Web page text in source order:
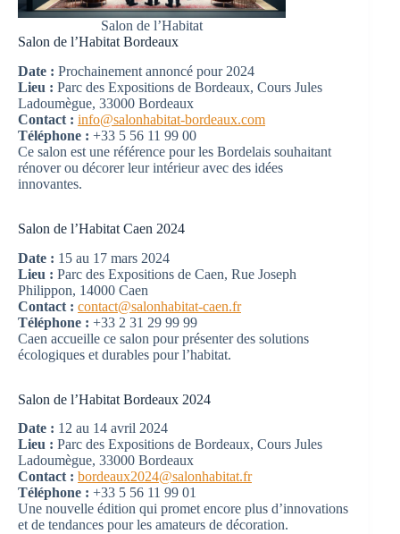
Salon de l’Habitat
Salon de l’Habitat Bordeaux
Date : Prochainement annoncé pour 2024
Lieu : Parc des Expositions de Bordeaux, Cours Jules
Ladoumègue, 33000 Bordeaux
Contact : info@salonhabitat-bordeaux.com
Téléphone : +33 5 56 11 99 00
Ce salon est une référence pour les Bordelais souhaitant
rénover ou décorer leur intérieur avec des idées
innovantes.
Salon de l’Habitat Caen 2024
Date : 15 au 17 mars 2024
Lieu : Parc des Expositions de Caen, Rue Joseph
Philippon, 14000 Caen
Contact : contact@salonhabitat-caen.fr
Téléphone : +33 2 31 29 99 99
Caen accueille ce salon pour présenter des solutions
écologiques et durables pour l’habitat.
Salon de l’Habitat Bordeaux 2024
Date : 12 au 14 avril 2024
Lieu : Parc des Expositions de Bordeaux, Cours Jules
Ladoumègue, 33000 Bordeaux
Contact : bordeaux2024@salonhabitat.fr
Téléphone : +33 5 56 11 99 01
Une nouvelle édition qui promet encore plus d’innovations
et de tendances pour les amateurs de décoration.